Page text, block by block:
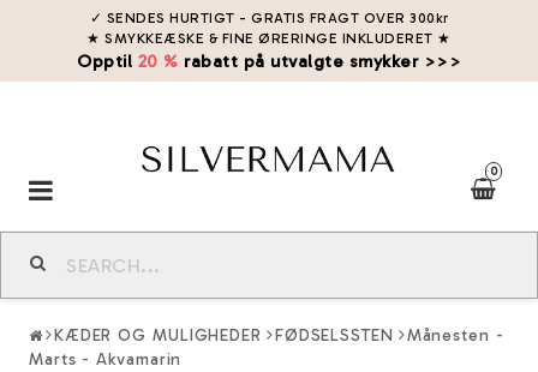
✓ SENDES HURTIGT - GRATIS FRAGT OVER 300kr
★ SMYKKEÆSKE & FINE ØRERINGE INKLUDERET ★
Opptil 20 % rabatt på utvalgte smykker >>>
0
Toggle
navigation
KÆDER OG MULIGHEDER FØDSELSSTEN
Månesten -
Marts - Akvamarin